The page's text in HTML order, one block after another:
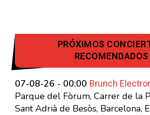
PRÓXIMOS
RECOMENDADOS
07-08-26 - 00:00 Brunch
Parque del Fòrum, Carrer de la
Sant Adrià de Besòs, Barcelona,